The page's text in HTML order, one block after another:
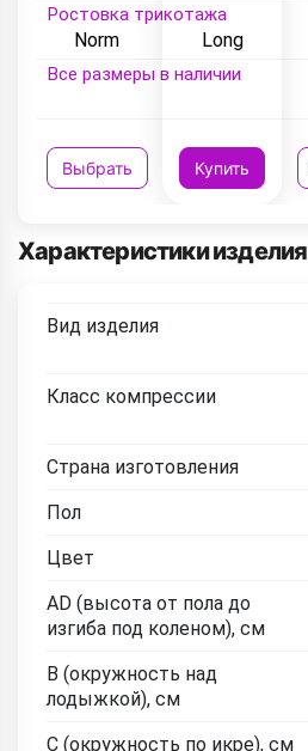
Ростовка трикотажа
Все размеры в наличии
Norm
Выбрать
Long
Купить
Характеристики изделия
Вид изделия
Класс компрессии
Страна изготовления
Пол
Цвет
AD (высота от пола до
изгиба под коленом), см
B (окружность над
лодыжкой), см
C (окружность по икре), см